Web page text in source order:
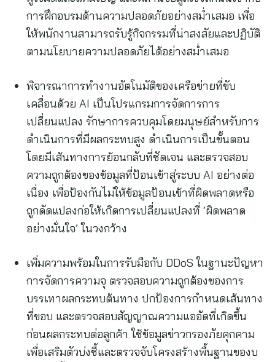
การฝึกอบรมด้านความปลอดภัยอย่างสม่ำเสมอ เพื่อ
ให้พนักงานสามารถรับรู้กิจกรรมที่น่าสงสัยและปฏิบัติ
ตามนโยบายความปลอดภัยได้อย่างสม่ำเสมอ
พิจารณาการทำงานอัตโนมัติของเครือข่ายที่ขับ
เคลื่อนด้วย AI เป็นโปรแกรมการจัดการการ
เปลี่ยนแปลง รักษาการควบคุมโดยมนุษย์สำหรับการ
ดำเนินการที่มีผลกระทบสูง ดำเนินการเป็นขั้นตอน
โดยมีเส้นทางการย้อนกลับที่ชัดเจน และตรวจสอบ
ความถูกต้องของข้อมูลที่ป้อนเข้าสู่ระบบ AI อย่างต่อ
เนื่อง เพื่อป้องกันไม่ให้ข้อมูลป้อนเข้าที่ผิดพลาดหรือ
ถูกดัดแปลงก่อให้เกิดการเปลี่ยนแปลงที่ ‘ผิดพลาด
อย่างมั่นใจ’ ในวงกว้าง
เพิ่มความพร้อมในการรับมือกับ DDoS ในฐานะปัญหา
การจัดการความจุ ตรวจสอบความถูกต้องของการ
บรรเทาผลกระทบต้นทาง ปกป้องการกำหนดเส้นทาง
ที่ขอบ และตรวจสอบสัญญาณความแออัดที่เกิดขึ้น
ก่อนผลกระทบต่อลูกค้า ใช้ข้อมูลข่าวกรองภัยคุกคาม
เพื่อเสริมตัวบ่งชี้และตรวจจับโครงสร้างพื้นฐานของบ